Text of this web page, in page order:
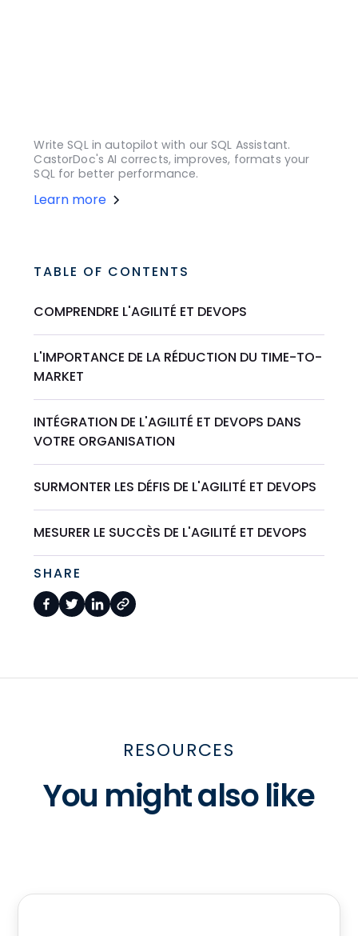
Write SQL in autopilot with our SQL Assistant.
CastorDoc's AI corrects, improves, formats your
SQL for better performance.
Learn more
TABLE OF CONTENTS
COMPRENDRE L'AGILITÉ ET DEVOPS
L'IMPORTANCE DE LA RÉDUCTION DU TIME-TO-
MARKET
INTÉGRATION DE L'AGILITÉ ET DEVOPS DANS
VOTRE ORGANISATION
SURMONTER LES DÉFIS DE L'AGILITÉ ET DEVOPS
MESURER LE SUCCÈS DE L'AGILITÉ ET DEVOPS
SHARE
RESOURCES
You might also like